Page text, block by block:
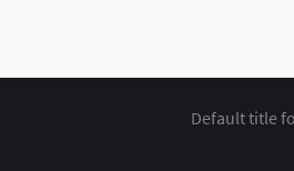
Default title